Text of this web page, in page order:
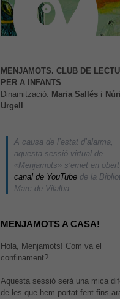
MENJAMOTS. CLUB DE
PER A INFANTS
Dinamització: Maria Sallés i
Urgell
A causa de l’estat d’alarma,
aquesta sessió virtual de
«Menjamots» s’emet en
canal de YouTube de la
Marc de Vilalba.
MENJAMOTS A CASA!
Hola, Menjamots! Com va el
confinament?
Aquesta sessió serà una mica
de les que hem portat fent fins